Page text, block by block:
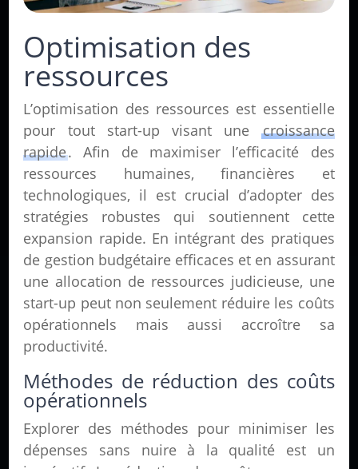
Optimisation des
ressources
L’optimisation des ressources est essentielle
pour tout start-up visant une croissance
rapide. Afin de maximiser l’efficacité des
ressources humaines, financières et
technologiques, il est crucial d’adopter des
stratégies robustes qui soutiennent cette
expansion rapide. En intégrant des pratiques
de gestion budgétaire efficaces et en assurant
une allocation de ressources judicieuse, une
start-up peut non seulement réduire les coûts
opérationnels mais aussi accroître sa
productivité.
Méthodes de réduction des coûts
opérationnels
Explorer des méthodes pour minimiser les
dépenses sans nuire à la qualité est un